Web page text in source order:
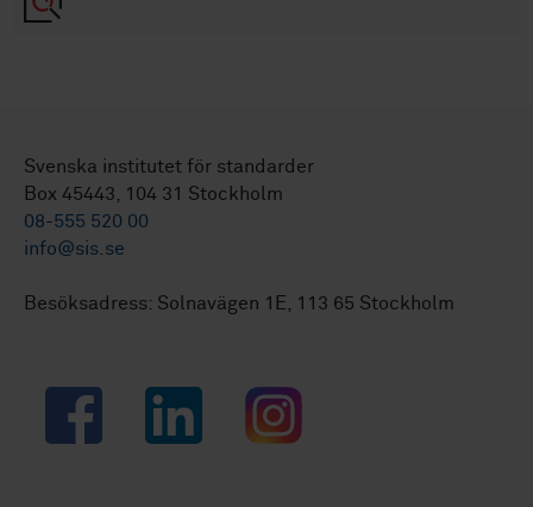
Svenska institutet för standarder
Box 45443, 104 31 Stockholm
08-555 520 00
info@sis.se
Besöksadress: Solnavägen 1E, 113 65 Stockholm
Facebook LinkedIn Instagram